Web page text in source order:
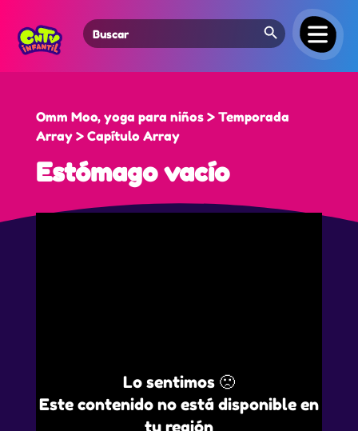
Search
for:
Search Button
Omm Moo, yoga para niños > Temporada
Array > Capítulo Array
Estómago vacío
Lo sentimos 🙁
Este contenido no está disponible en
tu región